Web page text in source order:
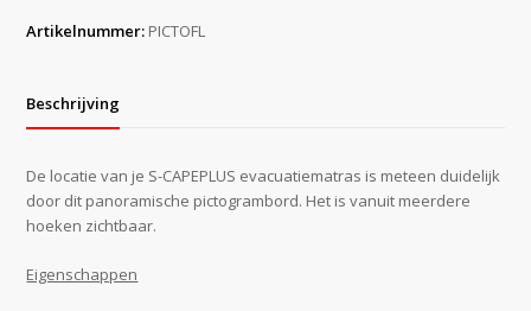
aantal
Artikelnummer: PICTOFL
Beschrijving
De locatie van je S-CAPEPLUS evacuatiematras is meteen duidelijk
door dit panoramische pictogrambord. Het is vanuit meerdere
hoeken zichtbaar.
Eigenschappen